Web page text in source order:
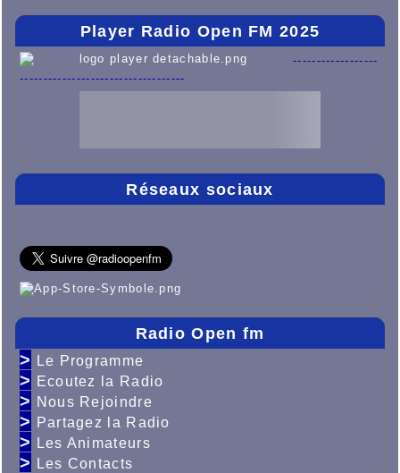
Player Radio Open FM 2025
------------------
-----------------------------------
Réseaux sociaux
Radio Open fm
> Le Programme
> Ecoutez la Radio
> Nous Rejoindre
> Partagez la Radio
> Les Animateurs
> Les Contacts